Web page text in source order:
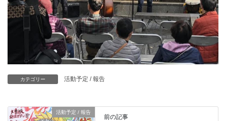
カテゴリー 活動予定 / 報告
活動予定 / 報告
前の記事